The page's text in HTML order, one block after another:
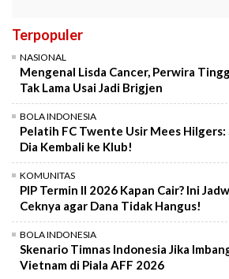
Terpopuler
NASIONAL
Mengenal Lisda Cancer, Perwira
Tak Lama Usai Jadi Brigjen
BOLA INDONESIA
Pelatih FC Twente Usir Mees Hilgers:
Dia Kembali ke Klub!
KOMUNITAS
PIP Termin II 2026 Kapan Cair? Ini
Ceknya agar Dana Tidak Hangus!
BOLA INDONESIA
Skenario Timnas Indonesia Jika
Vietnam di Piala AFF 2026